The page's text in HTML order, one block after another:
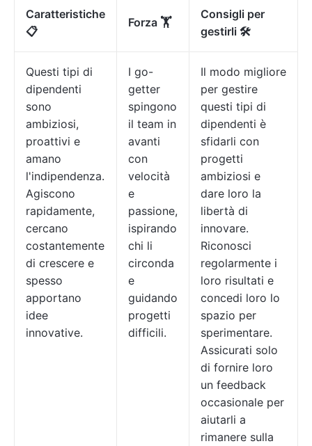
Caratteristiche
📋
Forza 🏋
Consigli per
gestirli 🛠️
Questi tipi di
dipendenti
sono
ambiziosi,
proattivi e
amano
l'indipendenza.
Agiscono
rapidamente,
cercano
costantemente
di crescere e
spesso
apportano
idee
innovative.
I go-
getter
spingono
il team in
avanti
con
velocità
e
passione,
ispirando
chi li
circonda
e
guidando
progetti
difficili.
Il modo migliore
per gestire
questi tipi di
dipendenti è
sfidarli con
progetti
ambiziosi e
dare loro la
libertà di
innovare.
Riconosci
regolarmente i
loro risultati e
concedi loro lo
spazio per
sperimentare.
Assicurati solo
di fornire loro
un feedback
occasionale per
aiutarli a
rimanere sulla